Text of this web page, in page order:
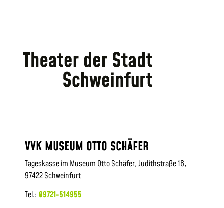
VVK MUSEUM OTTO SCHÄFER
Tageskasse im Museum Otto Schäfer, Judithstraße 16,
97422 Schweinfurt
Tel.: 09721-514955